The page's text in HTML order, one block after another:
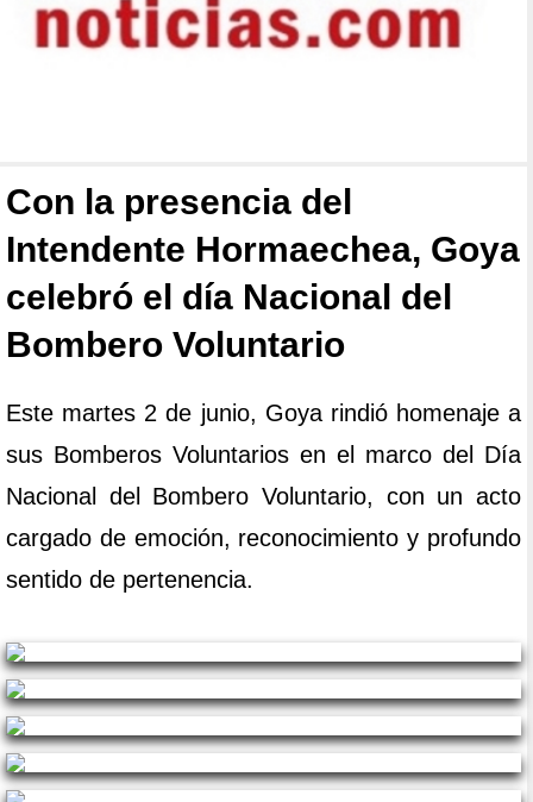
Con la presencia del
Intendente Hormaechea, Goya
celebró el día Nacional del
Bombero Voluntario
Este martes 2 de junio, Goya rindió homenaje a
sus Bomberos Voluntarios en el marco del Día
Nacional del Bombero Voluntario, con un acto
cargado de emoción, reconocimiento y profundo
sentido de pertenencia.